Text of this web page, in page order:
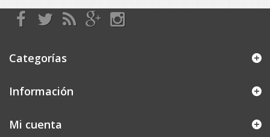
Categorías
Información
Mi cuenta